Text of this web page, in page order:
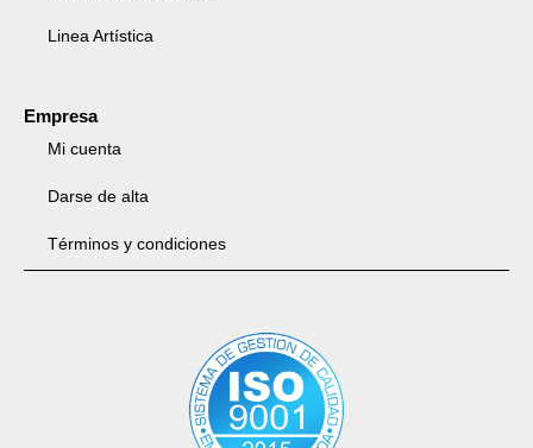
Linea Artística
Empresa
Mi cuenta
Darse de alta
Términos y condiciones